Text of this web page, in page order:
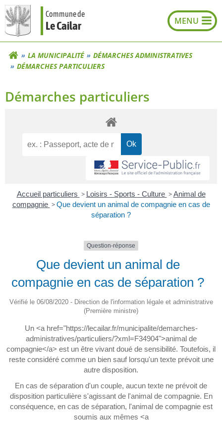
Aller
au
contenu
Commune de
Le Cailar
LA MUNICIPALITÉ
DÉMARCHES ADMINISTRATIVES
DÉMARCHES PARTICULIERS
Démarches particuliers
Accueil particuliers > Loisirs - Sports - Culture > Animal de
compagnie > Que devient un animal de compagnie en cas de
séparation ?
Question-réponse
Que devient un animal de
compagnie en cas de séparation ?
Vérifié le 06/08/2020 - Direction de l'information légale et administrative
(Première ministre)
Un <a href="https://lecailar.fr/municipalite/demarches-
administratives/particuliers/?xml=F34904">animal de
compagnie</a> est un être vivant doué de sensibilité. Toutefois, il
reste considéré comme un bien sauf lorsqu'un texte prévoit une
autre disposition.
En cas de séparation d'un couple, aucun texte ne prévoit de
disposition particulière s'agissant de l'animal de compagnie. En
conséquence, en cas de séparation, l'animal de compagnie est
soumis aux mêmes <a